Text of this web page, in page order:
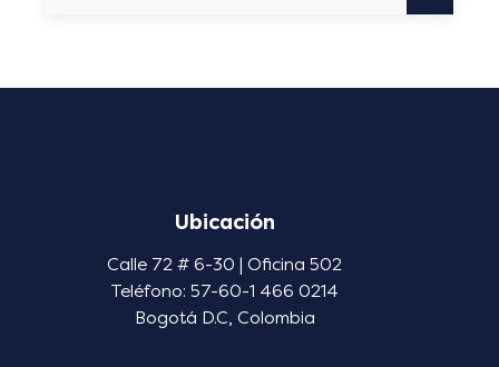
Ubicación
Calle 72 # 6-30 | Oficina 502
Teléfono: 57-60-1 466 0214
Bogotá D.C, Colombia